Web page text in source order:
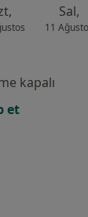
Sal,
11
kapalı
et